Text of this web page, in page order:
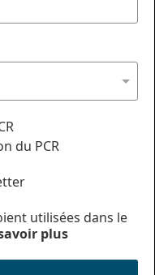
du PCR
utilisées dans le
plus